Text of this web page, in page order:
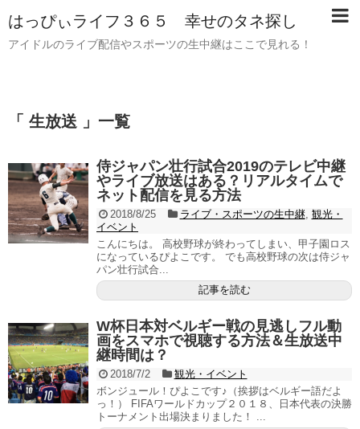
はっぴぃライフ３６５ 幸せのタネ探し
アイドルのライブ配信やスポーツの生中継はここで見れる！
「 生放送 」一覧
侍ジャパン壮行試合2019のテレビ中継
やライブ放送はある？リアルタイムで
ネット配信を見る方法
2018/8/25 ライブ・スポーツの生中継, 観光・
イベント
こんにちは。 高校野球が終わってしまい、甲子園ロス
になっているぴよこです。 でも高校野球の次は侍ジャ
パン壮行試合...
記事を読む
W杯日本対ベルギー戦の見逃しフル動
画をスマホで視聴する方法＆生放送中
継時間は？
2018/7/2
観光・イベント
ボンジュール！ぴよこです♪（挨拶はベルギー語だよ
っ！） FIFAワールドカップ２０１８、日本代表の決勝
トーナメント出場決まりました！ ...